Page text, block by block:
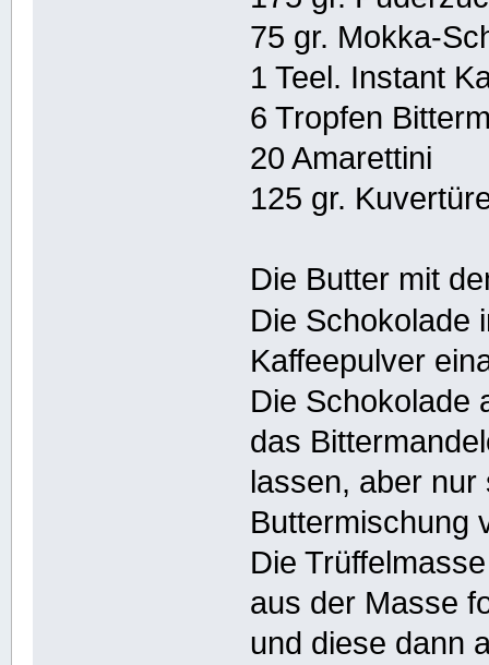
75 gr. Mokka-
1 Teel. Instant
6 Tropfen
20 Amarettini
125 gr.
Die Butter mit
Die Schokolade
Kaffeepulver
Die Schokolade
das
lassen, aber
Buttermischung
Die
aus der Masse
und diese dann